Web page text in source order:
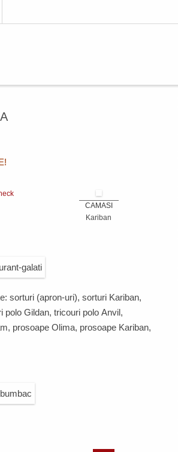
CAMASI
Kariban
sorturi (apron-uri), sorturi Kariban,
polo Gildan, tricouri polo Anvil,
, prosoape Olima, prosoape Kariban,